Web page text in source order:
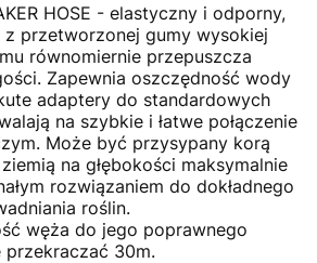
HOSE - elastyczny i odporny,
z przetworzonej gumy wysokiej
równomiernie przepuszcza
Zapewnia oszczędność wody
adaptery do standardowych
na szybkie i łatwe połączenie
Może być przysypany korą
na głębokości maksymalnie
rozwiązaniem do dokładnego
roślin.
węża do jego poprawnego
przekraczać 30m.